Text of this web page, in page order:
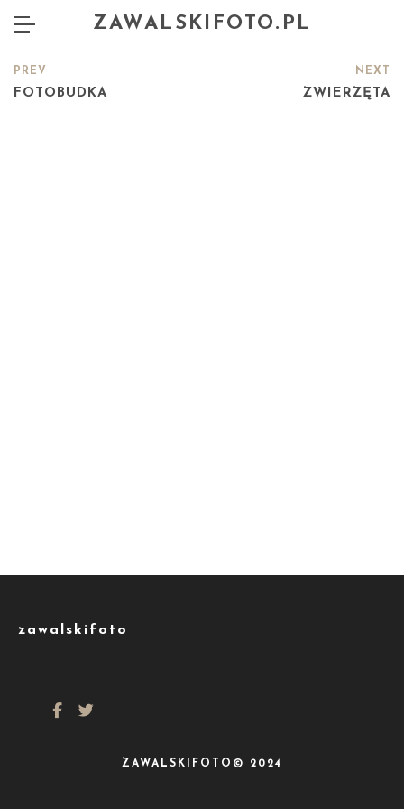
ZAWALSKIFOTO.PL
PREV
FOTOBUDKA
NEXT
ZWIERZĘTA
zawalskifoto
ZAWALSKIFOTO© 2024